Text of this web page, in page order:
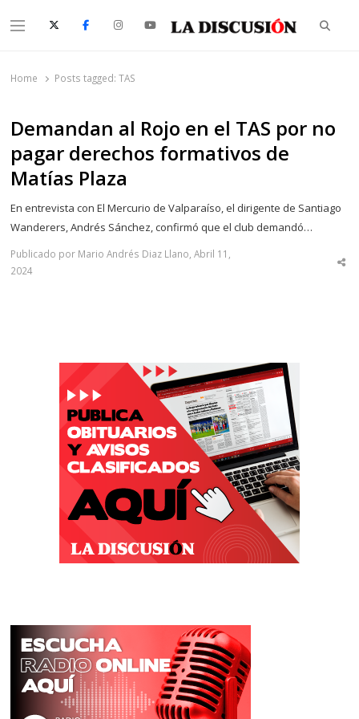
Menu
Home Posts tagged:TAS
Demandan al Rojo en el TAS por no
pagar derechos formativos de
Matías Plaza
En entrevista con El Mercurio de Valparaíso, el dirigente de Santiago
Wanderers, Andrés Sánchez, confirmó que el club demandó…
Publicado por Mario Andrés Diaz Llano, Abril 11,
2024